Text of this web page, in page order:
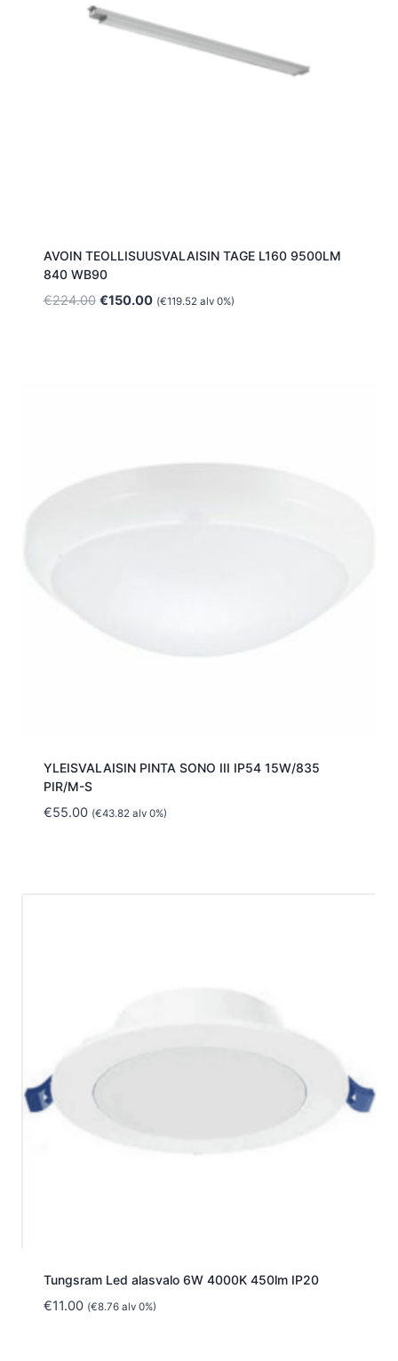
AVOIN TEOLLISUUSVALAISIN TAGE L160 9500LM
840 WB90
€224.00 Alkuperäinen
€150.00Nykyinen
(€119.52alv 0%)
YLEISVALAISIN PINTA SONO III IP54 15W/835
PIR/M-S
€55.00 (€43.82alv 0%)
Tungsram Led alasvalo 6W 4000K 450lm IP20
€11.00 (€8.76alv 0%)